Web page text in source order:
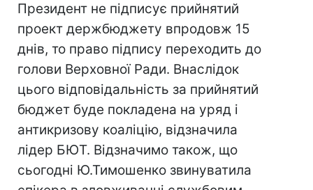
Президент не підписує прийнятий
проект держбюджету впродовж 15
днів, то право підпису переходить до
голови Верховної Ради. Внаслідок
цього відповідальність за прийнятий
бюджет буде покладена на уряд і
антикризову коаліцію, відзначила
лідер БЮТ. Відзначимо також, що
сьогодні Ю.Тимошенко звинуватила